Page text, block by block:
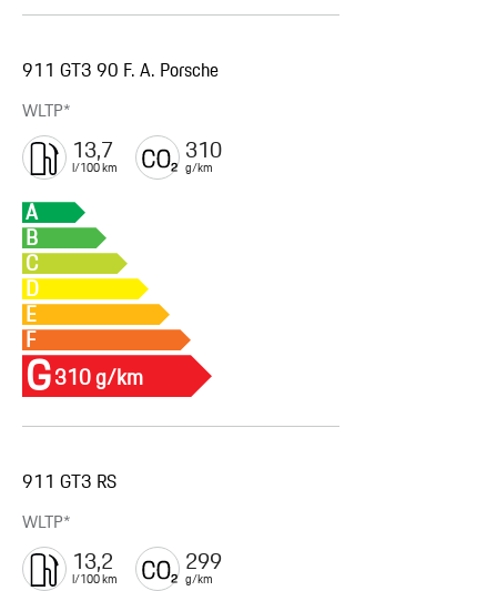
911 GT3 90 F. A. Porsche
WLTP*
13,7
l/100 km
310
g/km
A
B
C
D
E
F
G310 g/km
911 GT3 RS
WLTP*
13,2
l/100 km
299
g/km